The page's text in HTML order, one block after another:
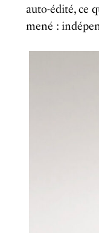
auto-édité, ce
mené :